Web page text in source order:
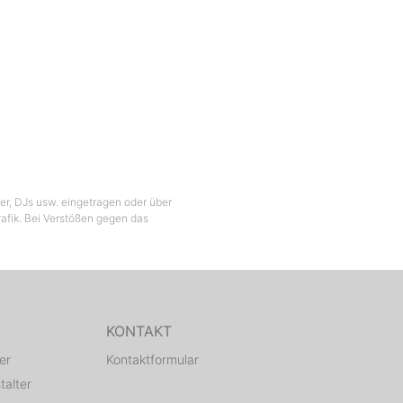
DJs usw. eingetragen oder über
Bei Verstößen gegen das
KONTAKT
Kontaktformular